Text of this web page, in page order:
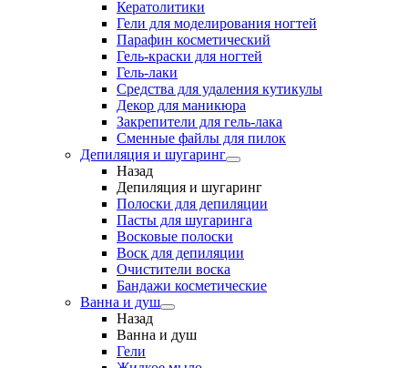
Кератолитики
Гели для моделирования ногтей
Парафин косметический
Гель-краски для ногтей
Гель-лаки
Средства для удаления кутикулы
Декор для маникюра
Закрепители для гель-лака
Сменные файлы для пилок
Депиляция и шугаринг
Назад
Депиляция и шугаринг
Полоски для депиляции
Пасты для шугаринга
Восковые полоски
Воск для депиляции
Очистители воска
Бандажи косметические
Ванна и душ
Назад
Ванна и душ
Гели